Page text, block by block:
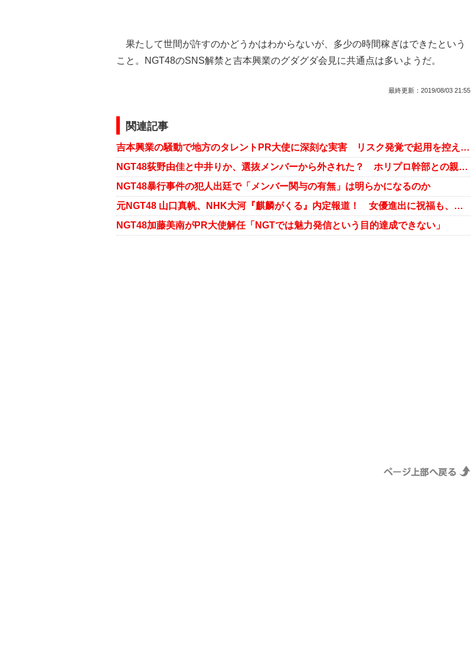
果たして世間が許すのかどうかはわからないが、多少の時間稼ぎはできたという
こと。NGT48のSNS解禁と吉本興業のグダグダ会見に共通点は多いようだ。
最終更新： 2019/08/03 21:55
関連記事
吉本興業の騒動で地方のタレントPR大使に深刻な実害 リスク発覚で起用を控える動きも
NGT48荻野由佳と中井りか、選抜メンバーから外された？ ホリプロ幹部との親密動画も拡散
NGT48暴行事件の犯人出廷で「メンバー関与の有無」は明らかになるのか
元NGT48 山口真帆、NHK大河『麒麟がくる』内定報道！ 女優進出に祝福も、ファンが心配する“あの欠点”
NGT48加藤美南がPR大使解任「NGTでは魅力発信という目的達成できない」